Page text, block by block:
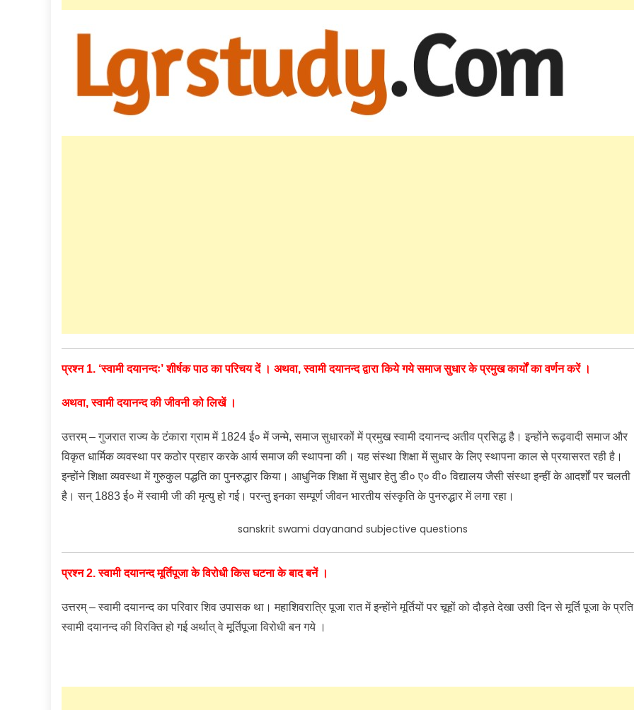
प्रश्न 1. ‘स्वामी दयानन्दः’ शीर्षक पाठ का परिचय दें । अथवा, स्वामी दयानन्द द्वारा किये गये समाज सुधार के प्रमुख कार्यों का वर्णन करें ।
अथवा, स्वामी दयानन्द की जीवनी को लिखें ।
उत्तरम् – गुजरात राज्य के टंकारा ग्राम में 1824 ई० में जन्मे, समाज सुधारकों में प्रमुख स्वामी दयानन्द अतीव प्रसिद्ध है। इन्होंने रूढ़वादी समाज और
विकृत धार्मिक व्यवस्था पर कठोर प्रहार करके आर्य समाज की स्थापना की। यह संस्था शिक्षा में सुधार के लिए स्थापना काल से प्रयासरत रही है।
इन्होंने शिक्षा व्यवस्था में गुरुकुल पद्धति का पुनरुद्धार किया। आधुनिक शिक्षा में सुधार हेतु डी० ए० वी० विद्यालय जैसी संस्था इन्हीं के आदर्शों पर चलती
है। सन् 1883 ई० में स्वामी जी की मृत्यु हो गई। परन्तु इनका सम्पूर्ण जीवन भारतीय संस्कृति के पुनरुद्धार में लगा रहा।
sanskrit swami dayanand subjective questions
प्रश्न 2. स्वामी दयानन्द मूर्तिपूजा के विरोधी किस घटना के बाद बनें ।
उत्तरम् – स्वामी दयानन्द का परिवार शिव उपासक था। महाशिवरात्रि पूजा रात में इन्होंने मूर्तियों पर चूहों को दौड़ते देखा उसी दिन से मूर्ति पूजा के प्रति
स्वामी दयानन्द की विरक्ति हो गई अर्थात् वे मूर्तिपूजा विरोधी बन गये ।